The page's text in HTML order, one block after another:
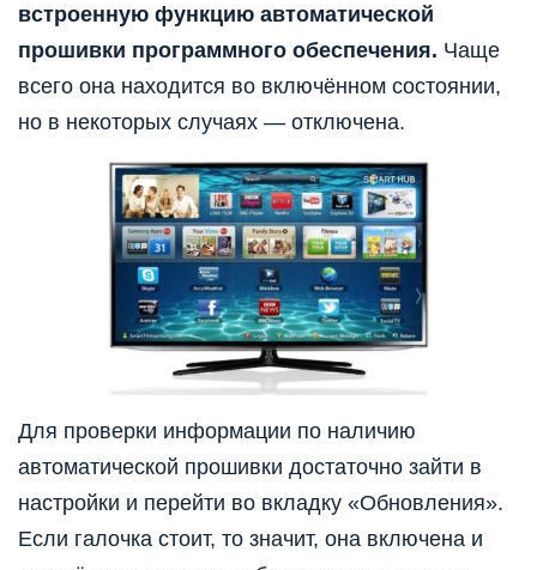
встроенную функцию автоматической
прошивки программного обеспечения. Чаще
всего она находится во включённом состоянии,
но в некоторых случаях — отключена.
Для проверки информации по наличию
автоматической прошивки достаточно зайти в
настройки и перейти во вкладку «Обновления».
Если галочка стоит, то значит, она включена и